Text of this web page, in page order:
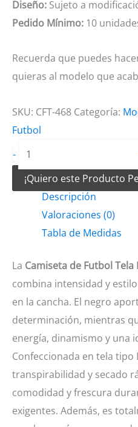
Diseño: Sujeto a
Pedido Mínimo: 10
Recuerda que puedes
quieras al modelo que
SKU: CFT-468 Categoría:
Futbol
-
Camiseta
de
Futbol
¡Quiero este Producto
Descripción
Valoraciones (0)
Tabla de Medidas
La Camiseta de Futbol
combina intensidad y
en la cancha. El negro
determinación, mientras
energía, dinamismo y una
Confeccionada en tela tipo
transpirabilidad y secado
comodidad y frescura
exigentes. Además, es